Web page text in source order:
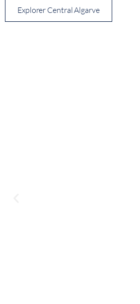
Explorer Central Algarve